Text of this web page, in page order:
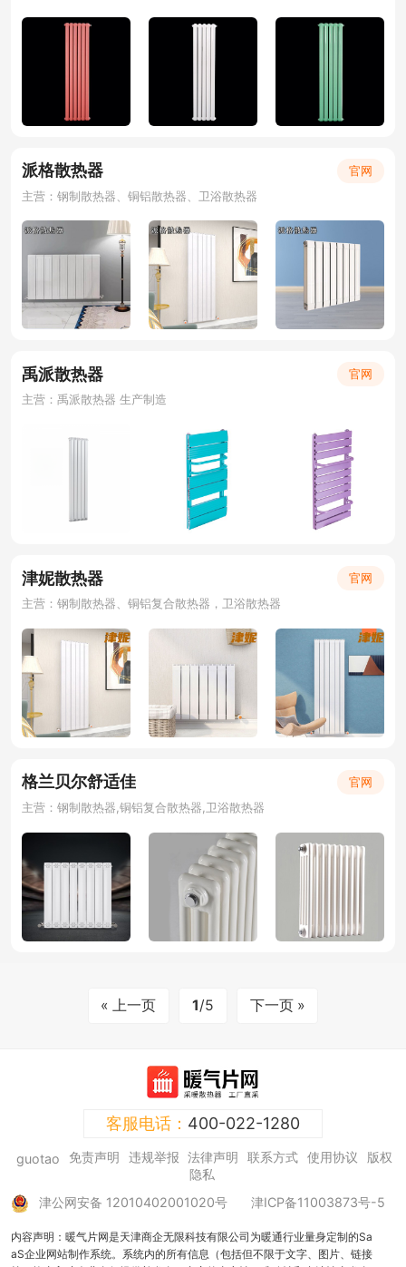
派格散热器
官网
主营：钢制散热器、铜铝散热器、卫浴散热器
禹派散热器
官网
主营：禹派散热器 生产制造
津妮散热器
官网
主营：钢制散热器、铜铝复合散热器，卫浴散热器
格兰贝尔舒适佳
官网
主营：钢制散热器,铜铝复合散热器,卫浴散热器
« 上一页 1/5 下一页 »
客服电话： 400-022-1280
guotao 免责声明 违规举报 法律声明 联系方式 使用协议
版权
隐私
津公网安备 12010402001020号
津ICP备11003873号-5
内容声明：暖气片网是天津商企无限科技有限公司为暖通行业量身定制的Sa
aS企业网站制作系统。系统内的所有信息（包括但不限于文字、图片、链接